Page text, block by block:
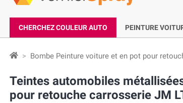
CHERCHEZ COULEUR AUTO PEINTURE
Bombe Peinture voiture et en pot pour
Teintes automobiles
pour retouche carrosserie JM